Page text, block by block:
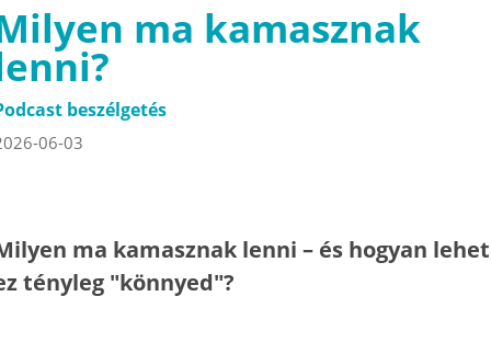
ma kamasznak
beszélgetés
06-03
ma kamasznak lenni – és hogyan lehet
tényleg "könnyed"?